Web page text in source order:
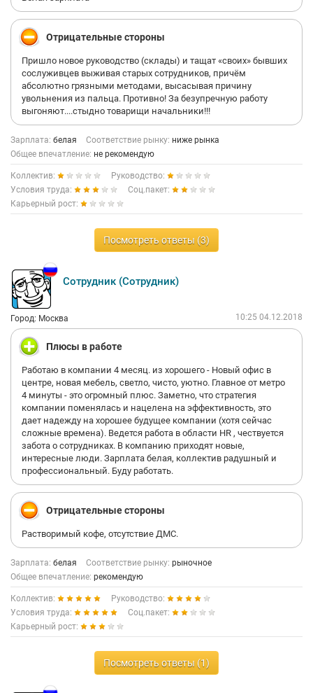
Отрицательные стороны
Пришло новое руководство (склады) и тащат «своих» бывших
сослуживцев выживая старых сотрудников, причём
абсолютно грязными методами, высасывая причину
увольнения из пальца. Противно! За безупречную работу
выгоняют....стыдно товарищи начальники!!!
Зарплата: белая Соответствие рынку: ниже рынка
Общее впечатление: не рекомендую
Коллектив:
Руководство:
Условия труда:
Соц.пакет:
Карьерный рост:
Посмотреть ответы (3)
Сотрудник (Сотрудник)
Город: Москва 10:25 04.12.2018
Плюсы в работе
Работаю в компании 4 месяц. из хорошего - Новый офис в
центре, новая мебель, светло, чисто, уютно. Главное от метро
4 минуты - это огромный плюс. Заметно, что стратегия
компании поменялась и нацелена на эффективность, это
дает надежду на хорошее будущее компании (хотя сейчас
сложные времена). Ведется работа в области HR , чествуется
забота о сотрудниках. В компанию приходят новые,
интересные люди. Зарплата белая, коллектив радушный и
профессиональный. Буду работать.
Отрицательные стороны
Растворимый кофе, отсутствие ДМС.
Зарплата: белая Соответствие рынку: рыночное
Общее впечатление: рекомендую
Коллектив:
Руководство:
Условия труда:
Соц.пакет:
Карьерный рост:
Посмотреть ответы (1)